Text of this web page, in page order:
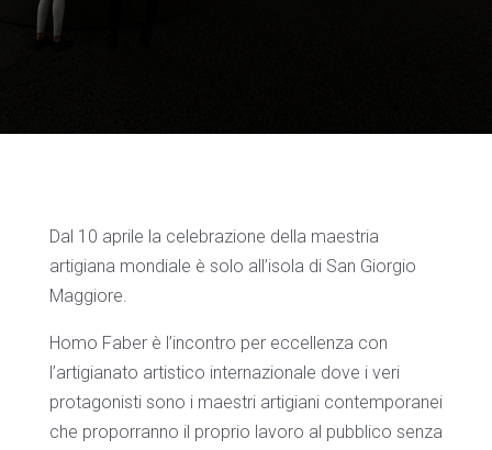
Dal 10 aprile la celebrazione della maestria
artigiana mondiale è solo all’isola di San Giorgio
Maggiore.
Homo Faber è l’incontro per eccellenza con
l’artigianato artistico internazionale dove i veri
protagonisti sono i maestri artigiani contemporanei
che proporranno il proprio lavoro al pubblico senza